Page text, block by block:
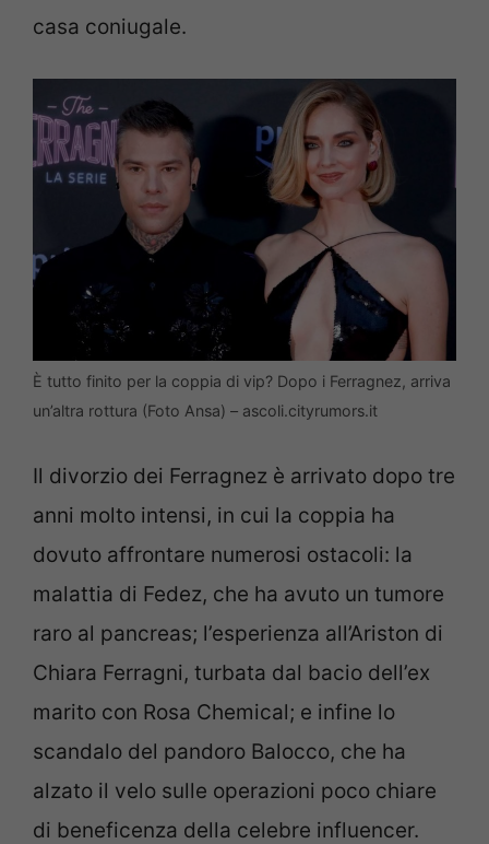
casa coniugale.
È tutto finito per la coppia di vip? Dopo i Ferragnez, arriva
un’altra rottura (Foto Ansa) – ascoli.cityrumors.it
Il divorzio dei Ferragnez è arrivato dopo tre
anni molto intensi, in cui la coppia ha
dovuto affrontare numerosi ostacoli: la
malattia di Fedez, che ha avuto un tumore
raro al pancreas; l’esperienza all’Ariston di
Chiara Ferragni, turbata dal bacio dell’ex
marito con Rosa Chemical; e infine lo
scandalo del pandoro Balocco, che ha
alzato il velo sulle operazioni poco chiare
di beneficenza della celebre influencer.